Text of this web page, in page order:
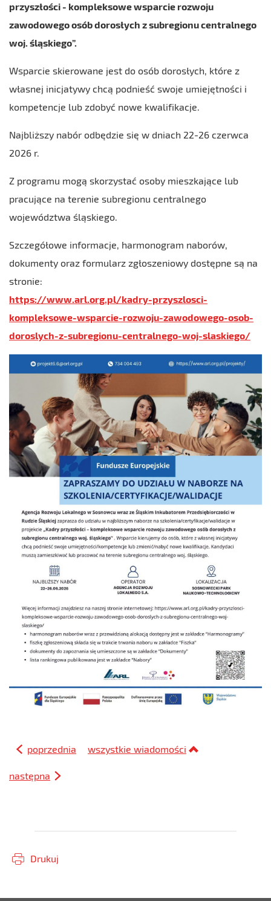
przyszłości - kompleksowe wsparcie rozwoju
zawodowego osób dorosłych z subregionu centralnego
woj. śląskiego”.
Wsparcie skierowane jest do osób dorosłych, które z
własnej inicjatywy chcą podnieść swoje umiejętności i
kompetencje lub zdobyć nowe kwalifikacje.
Najbliższy nabór odbędzie się w dniach 22-26 czerwca
2026 r.
Z programu mogą skorzystać osoby mieszkające lub
pracujące na terenie subregionu centralnego
województwa śląskiego.
Szczegółowe informacje, harmonogram naborów,
dokumenty oraz formularz zgłoszeniowy dostępne są na
stronie:
https://www.arl.org.pl/kadry-przyszlosci-
kompleksowe-wsparcie-rozwoju-zawodowego-osob-
doroslych-z-subregionu-centralnego-woj-slaskiego/
poprzednia wszystkie wiadomości
następna
Drukuj